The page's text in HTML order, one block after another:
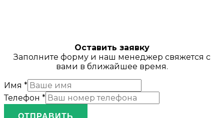
Оставить заявку
Заполните форму и наш менеджер свяжется с
вами в ближайшее время.
Имя *
Телефон *
ОТПРАВИТЬ